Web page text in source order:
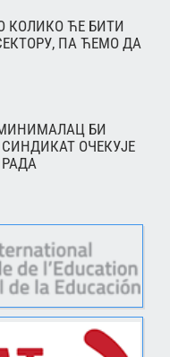
КОЛИКО ЋЕ БИТИ
ПА ЋЕМО ДА
МИНИМАЛАЦ БИ
ОЧЕКУЈЕ